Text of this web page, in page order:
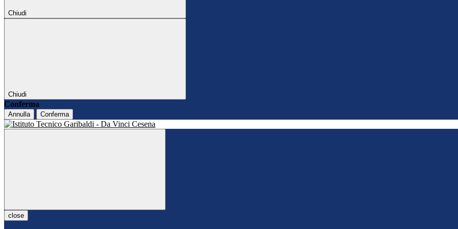
Chiudi
Chiudi
Conferma
Annulla Conferma
close